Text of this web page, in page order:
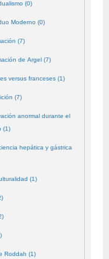
(0)
Moderno (0)
(7)
de Argel (7)
versus franceses (1)
(7)
anormal durante el
(1)
hepática y gástrica
(1)
Roddah (1)